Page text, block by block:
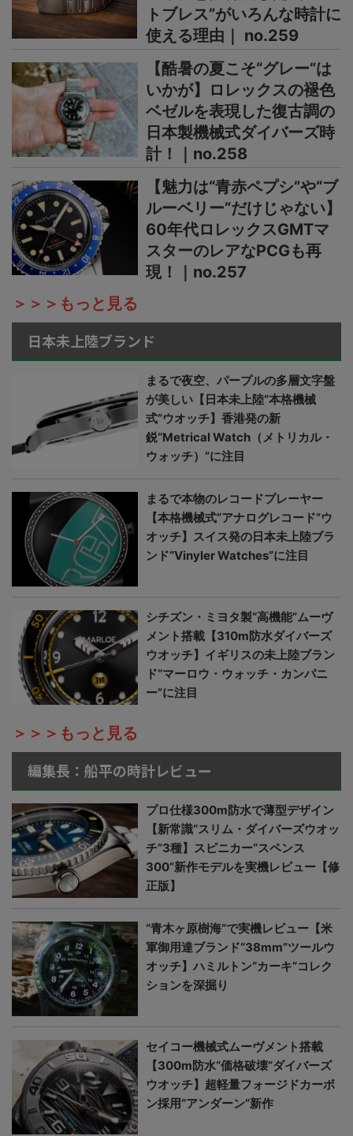
トブレス”がいろんな時計に
使える理由｜ no.259
【酷暑の夏こそ“グレー”は
いかが】ロレックスの褪色
ベゼルを表現した復古調の
日本製機械式ダイバーズ時
計！｜no.258
【魅力は“青赤ペプシ”や“ブ
ルーベリー”だけじゃない】
60年代ロレックスGMTマ
スターのレアなPCGも再
現！｜no.257
＞＞＞もっと見る
日本未上陸ブランド
まるで夜空、パープルの多層文字盤
が美しい【日本未上陸“本格機械
式”ウオッチ】香港発の新
鋭“Metrical Watch（メトリカル・
ウォッチ）”に注目
まるで本物のレコードプレーヤー
【本格機械式“アナログレコード”ウ
オッチ】スイス発の日本未上陸ブラ
ンド“Vinyler Watches”に注目
シチズン・ミヨタ製“高機能”ムーヴ
メント搭載【310m防水ダイバーズ
ウオッチ】イギリスの未上陸ブラン
ド“マーロウ・ウォッチ・カンパニ
ー”に注目
＞＞＞もっと見る
編集長：船平の時計レビュー
プロ仕様300m防水で薄型デザイン
【新常識“スリム・ダイバーズウオッ
チ”3種】スピニカー“スペンス
300”新作モデルを実機レビュー【修
正版】
“青木ヶ原樹海”で実機レビュー【米
軍御用達ブランド“38mm”ツールウ
オッチ】ハミルトン“カーキ”コレク
ションを深掘り
セイコー機械式ムーヴメント搭載
【300m防水“価格破壊”ダイバーズ
ウオッチ】超軽量フォージドカーボ
ン採用“アンダーン”新作